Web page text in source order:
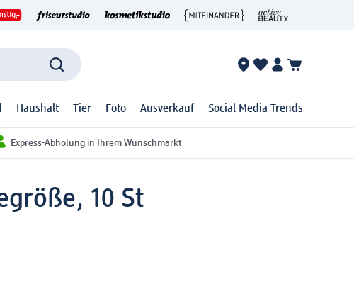
Haushalt Tier Foto Ausverkauf Social Media Trends
Express-Abholung in Ihrem Wunschmarkt
10 St